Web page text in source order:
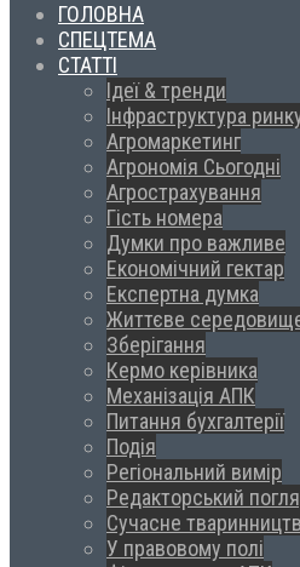
ГОЛОВНА
СПЕЦТЕМА
СТАТТІ
Ідеї & тренди
Інфраструктура
Агромаркетинг
Агрономія Сьогодні
Агрострахування
Гість номера
Думки про важливе
Економічний гектар
Експертна думка
Життєве
Зберігання
Кермо керівника
Механізація АПК
Питання бухгалтерії
Подія
Регіональний вимір
Редакторський
Сучасне
У правовому полі